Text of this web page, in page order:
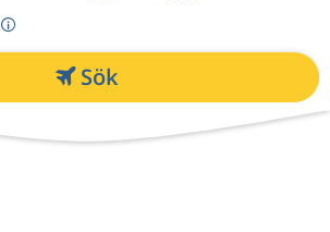
Sök